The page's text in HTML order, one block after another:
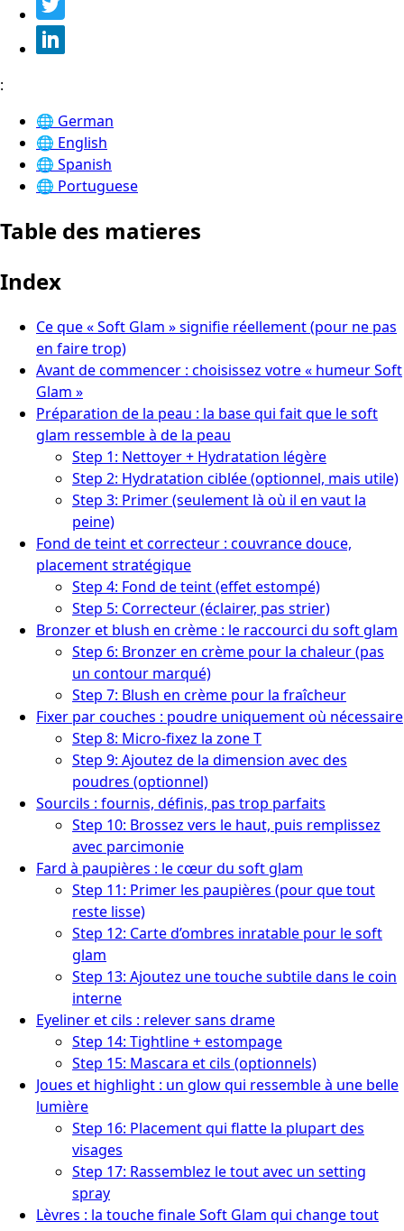
:
🌐 German
🌐 English
🌐 Spanish
🌐 Portuguese
Table des matieres
Index
Ce que « Soft Glam » signifie réellement (pour ne pas
en faire trop)
Avant de commencer : choisissez votre « humeur Soft
Glam »
Préparation de la peau : la base qui fait que le soft
glam ressemble à de la peau
Step 1: Nettoyer + Hydratation légère
Step 2: Hydratation ciblée (optionnel, mais utile)
Step 3: Primer (seulement là où il en vaut la
peine)
Fond de teint et correcteur : couvrance douce,
placement stratégique
Step 4: Fond de teint (effet estompé)
Step 5: Correcteur (éclairer, pas strier)
Bronzer et blush en crème : le raccourci du soft glam
Step 6: Bronzer en crème pour la chaleur (pas
un contour marqué)
Step 7: Blush en crème pour la fraîcheur
Fixer par couches : poudre uniquement où nécessaire
Step 8: Micro-fixez la zone T
Step 9: Ajoutez de la dimension avec des
poudres (optionnel)
Sourcils : fournis, définis, pas trop parfaits
Step 10: Brossez vers le haut, puis remplissez
avec parcimonie
Fard à paupières : le cœur du soft glam
Step 11: Primer les paupières (pour que tout
reste lisse)
Step 12: Carte d’ombres inratable pour le soft
glam
Step 13: Ajoutez une touche subtile dans le coin
interne
Eyeliner et cils : relever sans drame
Step 14: Tightline + estompage
Step 15: Mascara et cils (optionnels)
Joues et highlight : un glow qui ressemble à une belle
lumière
Step 16: Placement qui flatte la plupart des
visages
Step 17: Rassemblez le tout avec un setting
spray
Lèvres : la touche finale Soft Glam qui change tout